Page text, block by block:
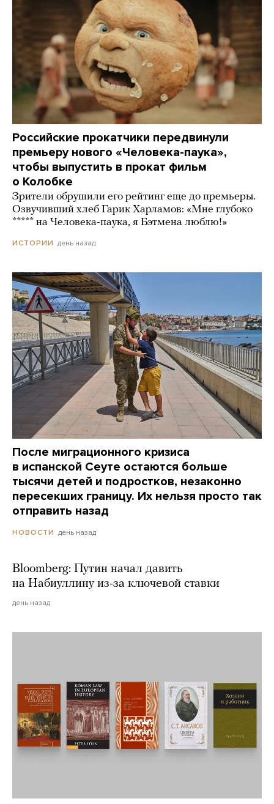
Российские прокатчики передвинули
премьеру нового «Человека-паука»,
чтобы выпустить в прокат фильм
о Колобке
Зрители обрушили его рейтинг еще до премьеры.
Озвучивший хлеб Гарик Харламов: «Мне глубоко
***** на Человека-паука, я Бэтмена люблю!»
ИСТОРИИ день назад
После миграционного кризиса
в испанской Сеуте остаются больше
тысячи детей и подростков, незаконно
пересекших границу. Их нельзя просто так
отправить назад
НОВОСТИ день назад
Bloomberg: Путин начал давить
на Набиуллину из-за ключевой ставки
день назад